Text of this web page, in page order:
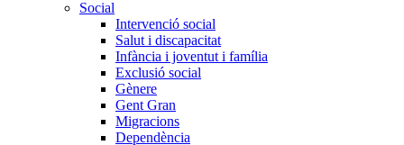
Social
Intervenció social
Salut i discapacitat
Infància i joventut i família
Exclusió social
Gènere
Gent Gran
Migracions
Dependència